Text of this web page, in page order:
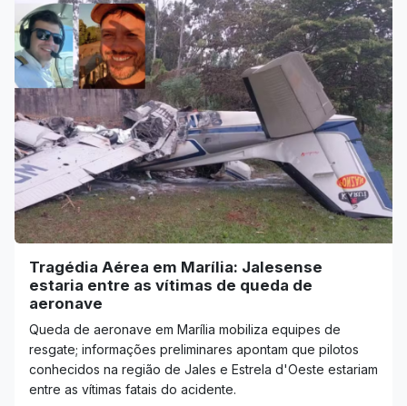
Tragédia Aérea em Marília: Jalesense
estaria entre as vítimas de queda de
aeronave
Queda de aeronave em Marília mobiliza equipes de
resgate; informações preliminares apontam que pilotos
conhecidos na região de Jales e Estrela d'Oeste estariam
entre as vítimas fatais do acidente.